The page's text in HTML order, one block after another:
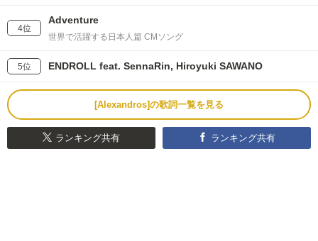
4位
Adventure
世界で活躍する日本人篇 CMソング
5位 ENDROLL feat. SennaRin, Hiroyuki SAWANO
[Alexandros]の歌詞一覧を見る
ランキング共有 ランキング共有